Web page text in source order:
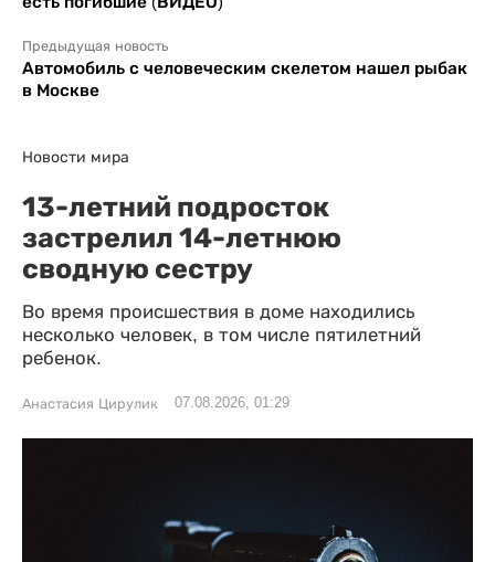
Предыдущая новость
Автомобиль с человеческим скелетом нашел рыбак
в Москве
Новости мира
13-летний подросток
застрелил 14-летнюю
сводную сестру
Во время происшествия в доме находились
несколько человек, в том числе пятилетний
ребенок.
Анастасия Цирулик 07.08.2026, 01:29